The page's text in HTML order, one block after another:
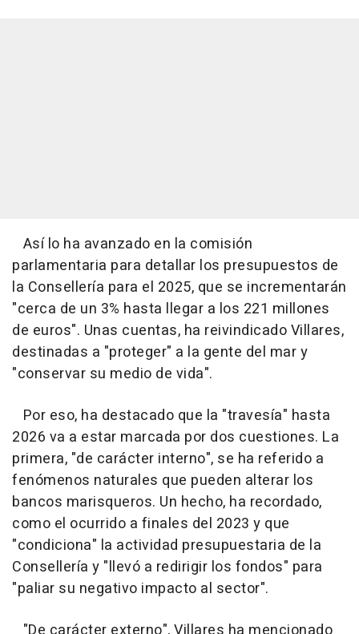
Así lo ha avanzado en la comisión
parlamentaria para detallar los presupuestos de
la Consellería para el 2025, que se incrementarán
"cerca de un 3% hasta llegar a los 221 millones
de euros". Unas cuentas, ha reivindicado Villares,
destinadas a "proteger" a la gente del mar y
"conservar su medio de vida".
Por eso, ha destacado que la "travesía" hasta
2026 va a estar marcada por dos cuestiones. La
primera, "de carácter interno", se ha referido a
fenómenos naturales que pueden alterar los
bancos marisqueros. Un hecho, ha recordado,
como el ocurrido a finales del 2023 y que
"condiciona" la actividad presupuestaria de la
Consellería y "llevó a redirigir los fondos" para
"paliar su negativo impacto al sector".